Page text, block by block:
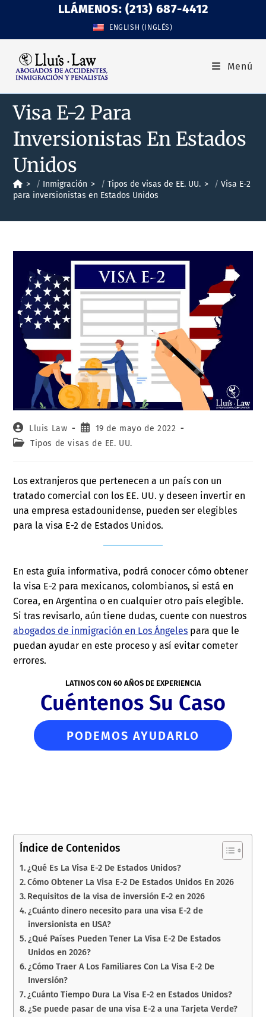
LLÁMENOS: (213) 687-4412
ENGLISH (INGLÉS)
Menú
Visa E-2 Para
Inversionistas En Estados
Unidos
> Inmigración > Tipos de visas de EE. UU. >
Visa E-2
para inversionistas en Estados Unidos
Lluis Law
19 de mayo de 2022
Tipos de visas de EE. UU.
Los extranjeros que pertenecen a un país con un
tratado comercial con los EE. UU. y deseen invertir en
una empresa estadounidense, pueden ser elegibles
para la visa E-2 de Estados Unidos.
En esta guía informativa, podrá conocer cómo obtener
la visa E-2 para mexicanos, colombianos, si está en
Corea, en Argentina o en cualquier otro país elegible.
Si tras revisarlo, aún tiene dudas, cuente con nuestros
abogados de inmigración en Los Ángeles para que le
puedan ayudar en este proceso y así evitar cometer
errores.
LATINOS CON 60 AÑOS DE EXPERIENCIA
Cuéntenos Su Caso
PODEMOS AYUDARLO
Índice de Contenidos
¿Qué Es La Visa E-2 De Estados Unidos?
Cómo Obtener La Visa E-2 De Estados Unidos En 2026
Requisitos de la visa de inversión E-2 en 2026
¿Cuánto dinero necesito para una visa E-2 de
inversionista en USA?
¿Qué Países Pueden Tener La Visa E-2 De Estados
Unidos en 2026?
¿Cómo Traer A Los Familiares Con La Visa E-2 De
Inversión?
¿Cuánto Tiempo Dura La Visa E-2 en Estados Unidos?
¿Se puede pasar de una visa E-2 a una Tarjeta Verde?